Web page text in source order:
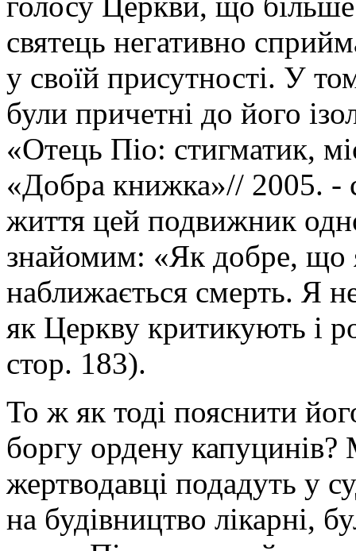
святець негативно
у своїй присутності. У
були причетні до його
«Отець Піо: стигматик,
«Добра книжка»// 2005. -
життя цей подвижник
знайомим: «Як добре, що
наближається смерть. Я
як Церкву критикують і
стор. 183).
То ж як тоді пояснити
боргу ордену
жертводавці подадуть у
на будівництво лікарні,